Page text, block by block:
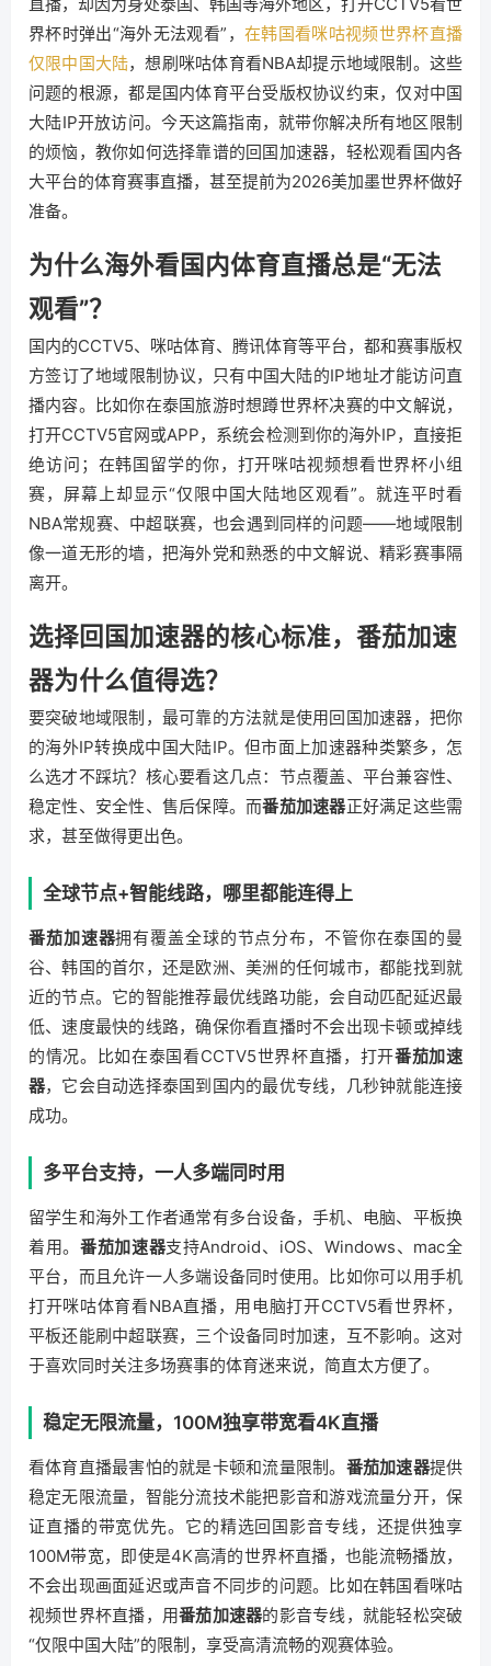
界杯时弹出“海外无法观看”， 在韩国看咪咕视频世界杯直播
仅限中国大陆，想刷咪咕体育看NBA却提示地域限制。这些
问题的根源，都是国内体育平台受版权协议约束，仅对中国
大陆IP开放访问。今天这篇指南，就带你解决所有地区限制
的烦恼，教你如何选择靠谱的回国加速器，轻松观看国内各
大平台的体育赛事直播，甚至提前为2026美加墨世界杯做好
准备。
为什么海外看国内体育直播总是“无法
观看”？
国内的CCTV5、咪咕体育、腾讯体育等平台，都和赛事版权
方签订了地域限制协议，只有中国大陆的IP地址才能访问直
播内容。比如你在泰国旅游时想蹲世界杯决赛的中文解说，
打开CCTV5官网或APP，系统会检测到你的海外IP，直接拒
绝访问；在韩国留学的你，打开咪咕视频想看世界杯小组
赛，屏幕上却显示“仅限中国大陆地区观看”。就连平时看
NBA常规赛、中超联赛，也会遇到同样的问题——地域限制
像一道无形的墙，把海外党和熟悉的中文解说、精彩赛事隔
离开。
选择回国加速器的核心标准，番茄加速
器为什么值得选？
要突破地域限制，最可靠的方法就是使用回国加速器，把你
的海外IP转换成中国大陆IP。但市面上加速器种类繁多，怎
么选才不踩坑？核心要看这几点：节点覆盖、平台兼容性、
稳定性、安全性、售后保障。而番茄加速器正好满足这些需
求，甚至做得更出色。
全球节点+智能线路，哪里都能连得上
番茄加速器拥有覆盖全球的节点分布，不管你在泰国的曼
谷、韩国的首尔，还是欧洲、美洲的任何城市，都能找到就
近的节点。它的智能推荐最优线路功能，会自动匹配延迟最
低、速度最快的线路，确保你看直播时不会出现卡顿或掉线
的情况。比如在泰国看CCTV5世界杯直播，打开番茄加速
器，它会自动选择泰国到国内的最优专线，几秒钟就能连接
成功。
多平台支持，一人多端同时用
留学生和海外工作者通常有多台设备，手机、电脑、平板换
着用。 番茄加速器支持Android、iOS、Windows、mac全
平台，而且允许一人多端设备同时使用。比如你可以用手机
打开咪咕体育看NBA直播，用电脑打开CCTV5看世界杯，
平板还能刷中超联赛，三个设备同时加速，互不影响。这对
于喜欢同时关注多场赛事的体育迷来说，简直太方便了。
稳定无限流量，100M独享带宽看4K直播
看体育直播最害怕的就是卡顿和流量限制。 番茄加速器提供
稳定无限流量，智能分流技术能把影音和游戏流量分开，保
证直播的带宽优先。它的精选回国影音专线，还提供独享
100M带宽，即使是4K高清的世界杯直播，也能流畅播放，
不会出现画面延迟或声音不同步的问题。比如在韩国看咪咕
视频世界杯直播，用番茄加速器的影音专线，就能轻松突破
“仅限中国大陆”的限制，享受高清流畅的观赛体验。